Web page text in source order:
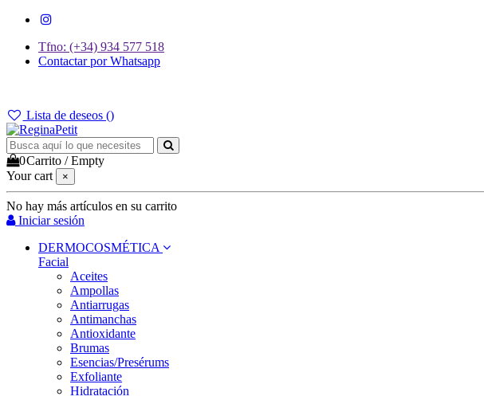
Tfno: (+34) 934 577 518
Contactar por Whatsapp
Lista de deseos ()
0Carrito /Empty
Your cart
×
No hay más artículos en su carrito
Iniciar sesión
DERMOCOSMÉTICA
Facial
Aceites
Ampollas
Antiarrugas
Antimanchas
Antioxidante
Brumas
Esencias/Presérums
Exfoliante
Hidratación